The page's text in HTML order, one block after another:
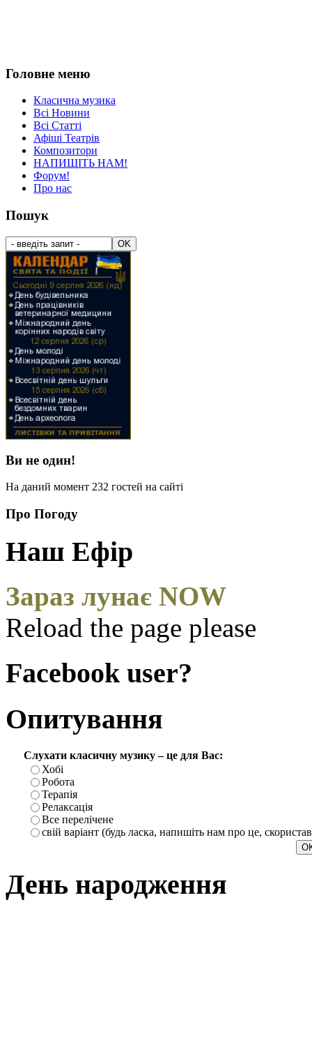
Головне меню
Класична музика
Всі Новини
Всі Статті
Афіші Театрів
Композитори
НАПИШІТЬ НАМ!
Форум!
Про нас
Пошук
Ви не один!
На даний момент 232 гостей на сайті
Про Погоду
Наш Ефір
Зараз лунає NOW
Reload the page please
Facebook user?
Опитування
Слухати класичну музику – це для Вас:
Хобі
Робота
Терапія
Релаксація
Все перелічене
свій варіант (будь ласка, напишіть нам про це,
День народження